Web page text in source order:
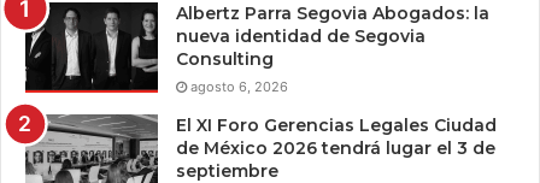
Albertz Parra Segovia Abogados: la
nueva identidad de Segovia
Consulting
agosto 6, 2026
El XI Foro Gerencias Legales Ciudad
de México 2026 tendrá lugar el 3 de
septiembre